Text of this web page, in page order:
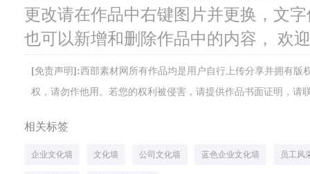
更改请在作品中右键图片并更换，文
也可以新增和删除作品中的内容， 欢
[免责声明]:西部素材网所有作品均是用户自行上传分享并拥有
权，请勿作他用。若您的权利被侵害，请提供作品书面证明，请
相关标签
企业文化墙 文化墙 公司文化墙 蓝色企业文化墙 员工风